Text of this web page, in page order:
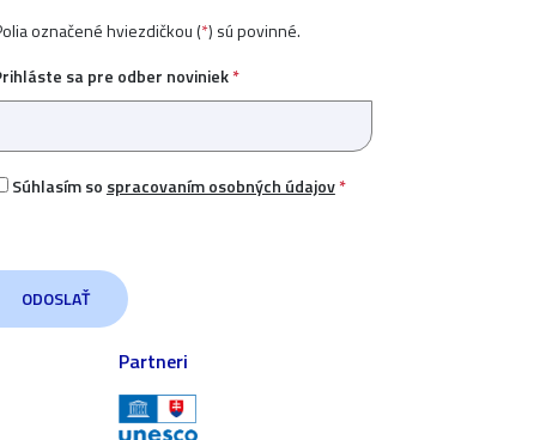
označené hviezdičkou (*) sú povinné.
sa pre odber noviniek*
Súhlasím so spracovaním osobných údajov*
Partneri